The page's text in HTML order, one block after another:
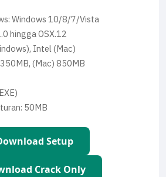
Windows 10/8/7/Vista
hingga OSX.12
Intel (Mac)
(Mac) 850MB
50MB
Setup
Crack Only